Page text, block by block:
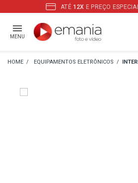
ATÉ 12X E PREÇO
MENU
EQUIPAMENTOS ELETRÔNICOS